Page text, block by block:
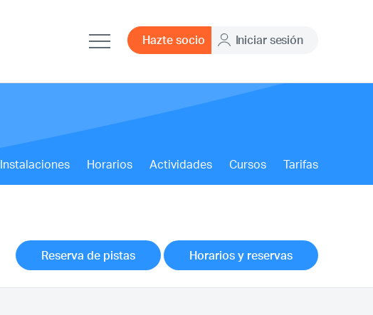
Hazte socio Iniciar sesión
Instalaciones Horarios Actividades Cursos Tarifas
Reserva de pistas Horarios y reservas